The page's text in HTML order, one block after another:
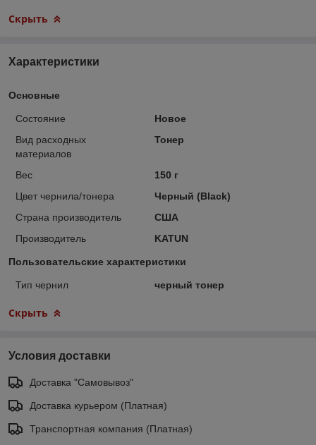
Скрыть
Характеристики
Основные
Состояние
Новое
Вид расходных
материалов
Тонер
Вес
150 г
Цвет чернила/тонера
Черный (Black)
Страна производитель
США
Производитель
KATUN
Пользовательские характеристики
Тип чернил черный тонер
Скрыть
Условия доставки
Доставка "Самовывоз"
Доставка курьером (Платная)
Транспортная компания (Платная)